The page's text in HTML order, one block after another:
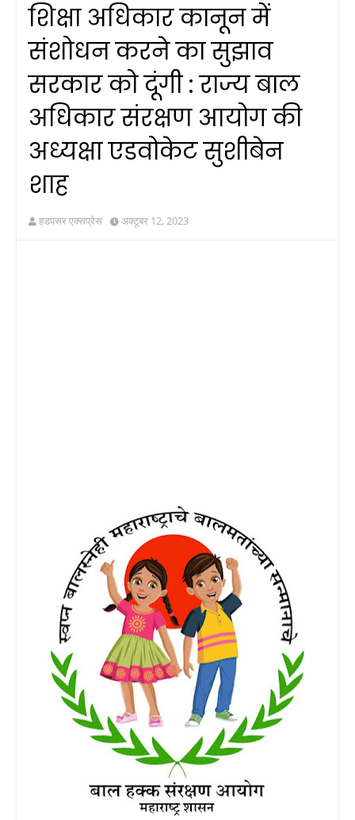
शिक्षा अधिकार कानून में
संशोधन करने का सुझाव
सरकार को दूंगी : राज्य बाल
अधिकार संरक्षण आयोग की
अध्यक्षा एडवोकेट सुशीबेन
शाह
हडपसर एक्सप्रेस अक्टूबर 12, 2023